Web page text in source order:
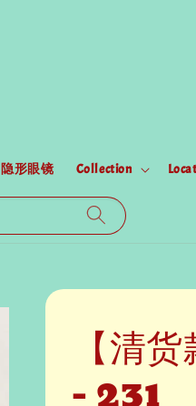
隐形眼镜 Collection
【清